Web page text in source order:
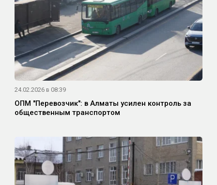
24.02.2026 в 08:39
ОПМ "Перевозчик": в Алматы усилен контроль за
общественным транспортом